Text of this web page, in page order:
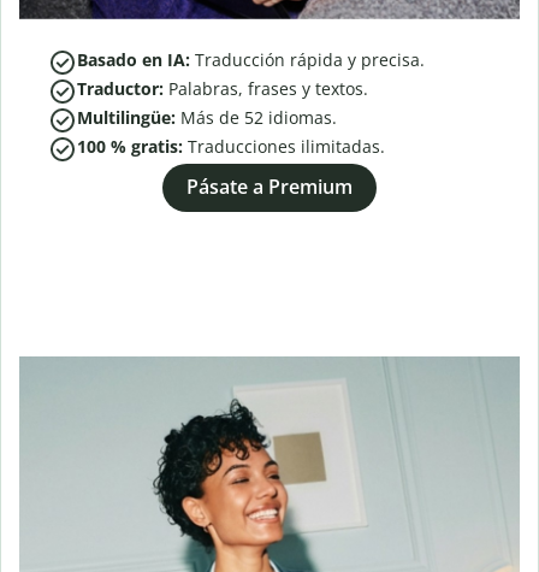
Basado en IA: Traducción rápida y precisa.
Traductor: Palabras, frases y textos.
Multilingüe: Más de 52 idiomas.
100 % gratis: Traducciones ilimitadas.
Pásate a Premium